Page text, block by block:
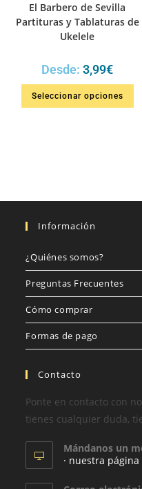
El Barbero de Sevilla
Partituras y Tablaturas de
Ukelele
Desde: 3,99€
Seleccionar opciones
Información
¿Quiénes somos?
Preguntas Frecuentes
Cómo comprar
Formas de pago
Contacto
Ponte en contacto con
tienes cualquier duda,
Mándanos un
· nuestra página